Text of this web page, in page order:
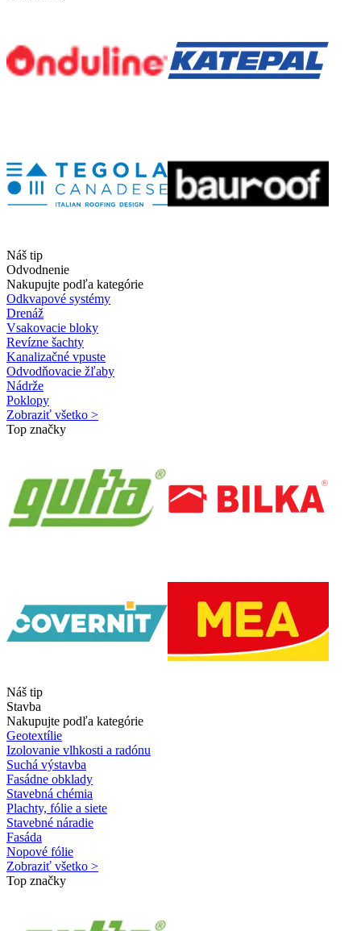
Náš tip
Odvodnenie
Nakupujte podľa kategórie
Odkvapové systémy
Drenáž
Vsakovacie bloky
Revízne šachty
Kanalizačné vpuste
Odvodňovacie žľaby
Nádrže
Poklopy
Zobraziť všetko >
Top značky
Náš tip
Stavba
Nakupujte podľa kategórie
Geotextílie
Izolovanie vlhkosti a radónu
Suchá výstavba
Fasádne obklady
Stavebná chémia
Plachty, fólie a siete
Stavebné náradie
Fasáda
Nopové fólie
Zobraziť všetko >
Top značky